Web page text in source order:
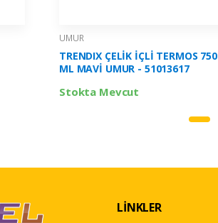
UMUR
TRENDIX ÇELİK İÇLİ TERMOS 750
ML MAVİ UMUR - 51013617
Stokta Mevcut
LİNKLER